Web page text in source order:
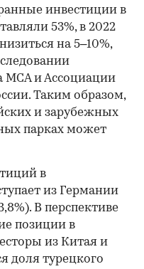
инвестиции в
53%, в 2022
на 5–10%,
MCA и Ассоциации
Таким образом,
и зарубежных
парках может
в
из Германии
В перспективе
позиции в
из Китая и
доля турецкого